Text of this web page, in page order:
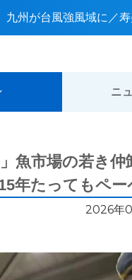
州が台風強風域に／
ニ
魚市場の若き仲
年たってもペー
2026年